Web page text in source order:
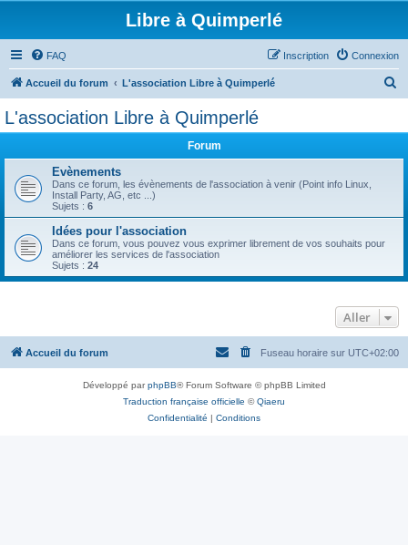
Libre à Quimperlé
FAQ Connexion
Inscription
Accueil du forum L'association Libre à Quimperlé
r
L'association Libre à Quimperlé
Forum
Evènements
Dans ce forum, les évènements de l'association à venir (Point info Linux,
Install Party, AG, etc ...)
Sujets : 6
Idées pour l'association
Dans ce forum, vous pouvez vous exprimer librement de vos souhaits pour
améliorer les services de l'association
Sujets : 24
Aller
Accueil du forum Fuseau horaire sur UTC+02:00
Développé parphpBB® Forum Software © phpBB Limited
Traduction française officielle ©Qiaeru
Confidentialité | Conditions